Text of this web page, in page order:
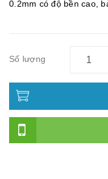
0.2mm có độ bền cao,
Số lượng